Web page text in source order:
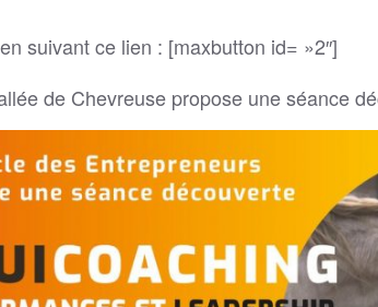
suivant ce lien : [maxbutton id= »2″]
de Chevreuse propose une séance